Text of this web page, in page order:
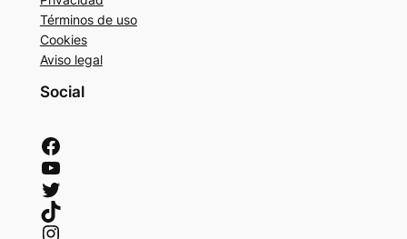
Términos de uso
Cookies
Aviso legal
Social
Facebook
YouTube
Twitter
TikTok
Instagram